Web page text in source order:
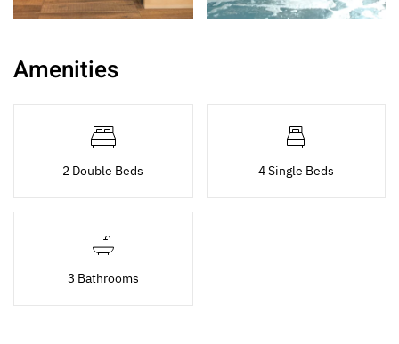
Amenities
2 Double Beds 4 Single Beds
3 Bathrooms